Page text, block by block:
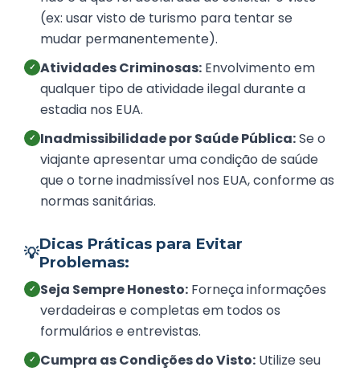
(ex: usar visto de turismo para tentar se
mudar permanentemente).
✓ Atividades Criminosas: Envolvimento em
qualquer tipo de atividade ilegal durante a
estadia nos EUA.
✓ Inadmissibilidade por Saúde Pública:Se o
viajante apresentar uma condição de saúde
que o torne inadmissível nos EUA, conforme as
normas sanitárias.
💡Dicas Práticas para Evitar
Problemas:
✓ Seja Sempre Honesto: Forneça informações
verdadeiras e completas em todos os
formulários e entrevistas.
✓ Cumpra as Condições do Visto: Utilize seu